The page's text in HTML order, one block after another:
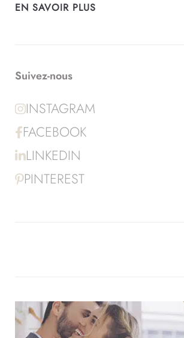
EN SAVOIR PLUS
Suivez-nous
INSTAGRAM
FACEBOOK
LINKEDIN
PINTEREST